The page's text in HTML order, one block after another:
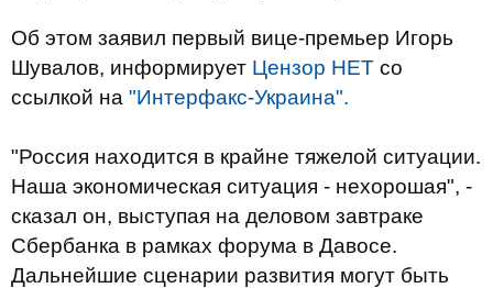
Об этом заявил первый вице-премьер Игорь
Шувалов, информирует Цензор НЕТ со
ссылкой на "Интерфакс-Украина".
"Россия находится в крайне тяжелой ситуации.
Наша экономическая ситуация - нехорошая", -
сказал он, выступая на деловом завтраке
Сбербанка в рамках форума в Давосе.
Дальнейшие сценарии развития могут быть